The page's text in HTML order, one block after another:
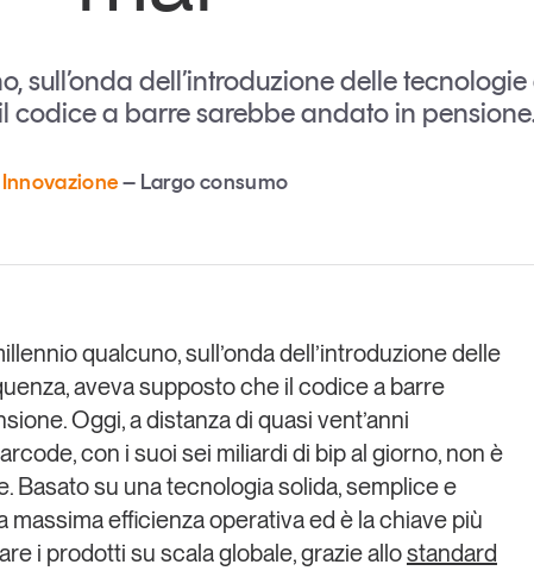
appuntamenti
Chi siamo
Newsletter
sull’onda dell’introduzione delle
codice a barre sarebbe andato in
Innovazione Largo consumo
qualcuno, sull’onda dell’introduzione delle
aveva supposto che il codice a barre
Oggi, a distanza di quasi vent’anni
con i suoi sei miliardi di bip al giorno, non è
. Basato su una tecnologia solida, semplice e
massima efficienza operativa ed è la chiave più
i prodotti su scala globale, grazie allostandard